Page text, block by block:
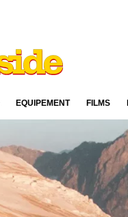
ÉQUIPEMENT FILMS